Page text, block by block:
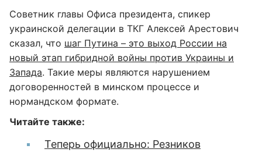
Советник главы Офиса президента, спикер
украинской делегации в ТКГ Алексей Арестович
сказал, что шаг Путина – это выход России на
новый этап гибридной войны против Украины и
Запада. Такие меры являются нарушением
договоренностей в минском процессе и
нормандском формате.
Читайте также:
Теперь официально: Резников